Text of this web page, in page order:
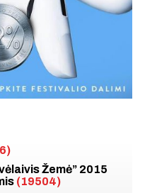
Žemė” 2015
(19504)